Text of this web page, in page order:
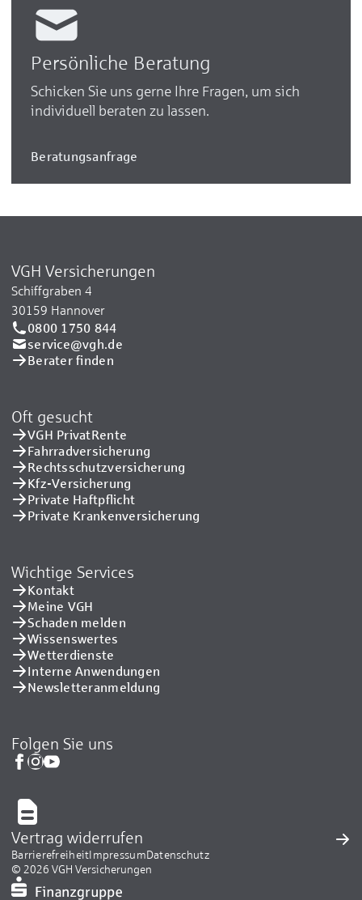
Persönliche Beratung
Schicken Sie uns gerne Ihre Fragen, um sich
individuell beraten zu lassen.
Beratungsanfrage
VGH Versicherungen
Schiffgraben 4
30159 Hannover
0800 1750 844
service@vgh.de
Berater finden
Oft gesucht
VGH PrivatRente
Fahrradversicherung
Rechtsschutzversicherung
Kfz-Versicherung
Private Haftpflicht
Private Kranken­versicherung
Wichtige Services
Kontakt
Meine VGH
Schaden melden
Wissenswertes
Wetterdienste
Interne Anwendungen
Newsletteranmeldung
Folgen Sie uns
Vertrag widerrufen
BarrierefreiheitImpressumDatenschutz
© 2026 VGH Versicherungen